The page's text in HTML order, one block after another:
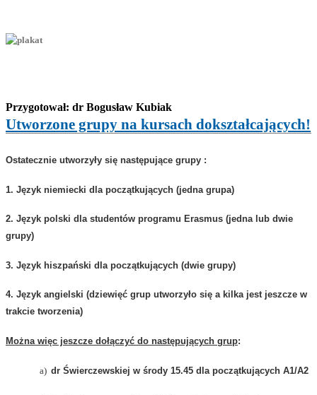
Przygotował: dr Bogusław Kubiak
Utworzone grupy na kursach dokształcających!
Ostatecznie utworzyły się następujące grupy :
1. Język niemiecki dla początkujących (jedna grupa)
2. Język polski dla studentów programu Erasmus (jedna lub dwie
grupy)
3. Język hiszpański dla początkujących (dwie grupy)
4. Język angielski (dziewięć grup utworzyło się a kilka jest jeszcze w
trakcie tworzenia)
Można więc jeszcze dołączyć do następujących grup:
a) dr Świerczewskiej w środy 15.45 dla początkujących A1/A2